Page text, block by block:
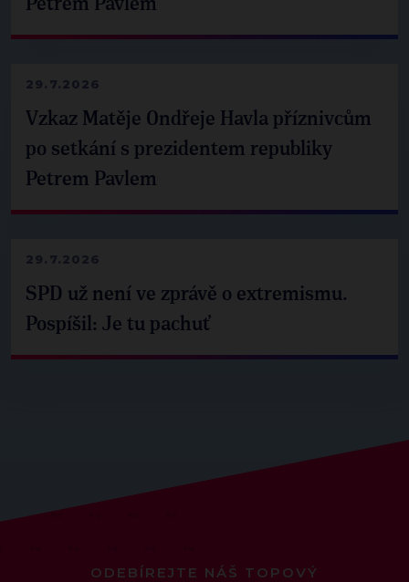
Petrem Pavlem
29.7.2026
Vzkaz Matěje Ondřeje Havla příznivcům
po setkání s prezidentem republiky
Petrem Pavlem
29.7.2026
SPD už není ve zprávě o extremismu.
Pospíšil: Je tu pachuť
ODEBÍREJTE NÁŠ TOPOVÝ